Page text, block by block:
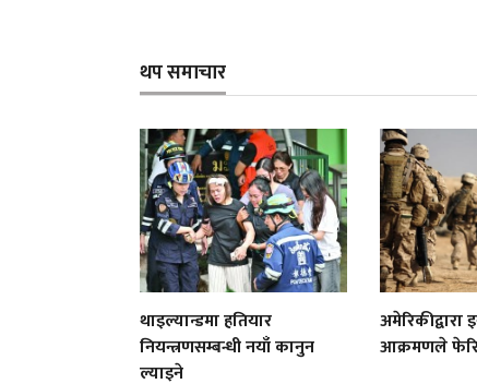
थप समाचार
थाइल्यान्डमा हतियार
नियन्त्रणसम्बन्धी नयाँ कानुन
ल्याइने
अमेरिकीद्वारा
आक्रमणले